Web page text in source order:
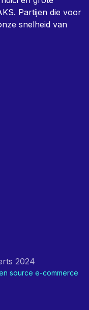
Partijen die voor
snelheid van
2024
source e-commerce